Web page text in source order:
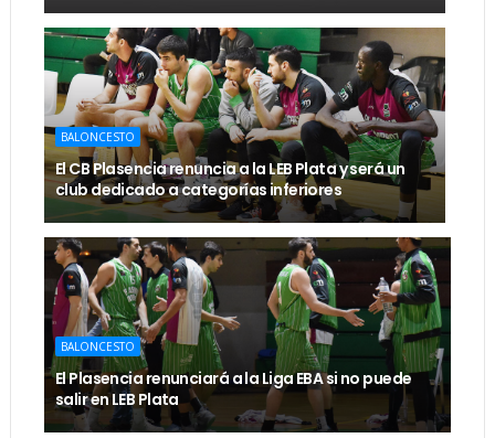
BALONCESTO
El CB Plasencia renuncia a la LEB Plata y será un
club dedicado a categorías inferiores
BALONCESTO
El Plasencia renunciará a la Liga EBA si no puede
salir en LEB Plata